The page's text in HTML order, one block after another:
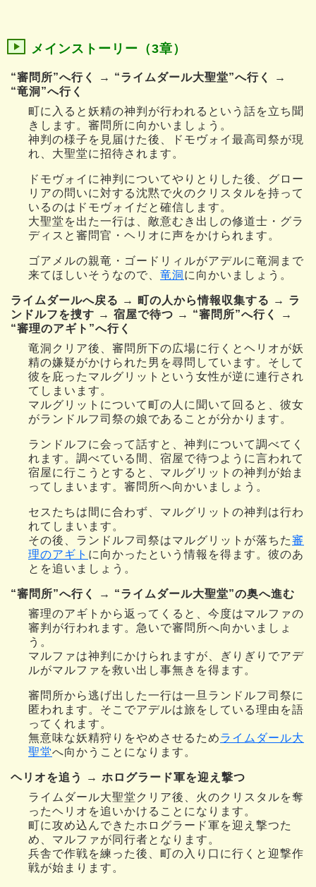
メインストーリー（3章）
“審問所”へ行く → “ライムダール大聖堂”へ行く →
“竜洞”へ行く
町に入ると妖精の神判が行われるという話を立ち聞
きします。審問所に向かいましょう。
神判の様子を見届けた後、ドモヴォイ最高司祭が現
れ、大聖堂に招待されます。
ドモヴォイに神判についてやりとりした後、グロー
リアの問いに対する沈黙で火のクリスタルを持って
いるのはドモヴォイだと確信します。
大聖堂を出た一行は、敵意むき出しの修道士・グラ
ディスと審問官・ヘリオに声をかけられます。
ゴアメルの親竜・ゴードリィルがアデルに竜洞まで
来てほしいそうなので、 竜洞 に向かいましょう。
ライムダールへ戻る → 町の人から情報収集する → ラ
ンドルフを捜す → 宿屋で待つ → “審問所”へ行く →
“審理のアギト”へ行く
竜洞クリア後、審問所下の広場に行くとヘリオが妖
精の嫌疑がかけられた男を尋問しています。そして
彼を庇ったマルグリットという女性が逆に連行され
てしまいます。
マルグリットについて町の人に聞いて回ると、彼女
がランドルフ司祭の娘であることが分かります。
ランドルフに会って話すと、神判について調べてく
れます。調べている間、宿屋で待つように言われて
宿屋に行こうとすると、マルグリットの神判が始ま
ってしまいます。審問所へ向かいましょう。
セスたちは間に合わず、マルグリットの神判は行わ
れてしまいます。
その後、ランドルフ司祭はマルグリットが落ちた審
理のアギト に向かったという情報を得ます。彼のあ
とを追いましょう。
“審問所”へ行く → “ライムダール大聖堂”の奥へ進む
審理のアギトから返ってくると、今度はマルファの
審判が行われます。急いで審問所へ向かいましょ
う。
マルファは神判にかけられますが、ぎりぎりでアデ
ルがマルファを救い出し事無きを得ます。
審問所から逃げ出した一行は一旦ランドルフ司祭に
匿われます。そこでアデルは旅をしている理由を語
ってくれます。
無意味な妖精狩りをやめさせるためライムダール大
聖堂へ向かうことになります。
ヘリオを追う → ホログラード軍を迎え撃つ
ライムダール大聖堂クリア後、火のクリスタルを奪
ったヘリオを追いかけることになります。
町に攻め込んできたホログラード軍を迎え撃つた
め、マルファが同行者となります。
兵舎で作戦を練った後、町の入り口に行くと迎撃作
戦が始まります。